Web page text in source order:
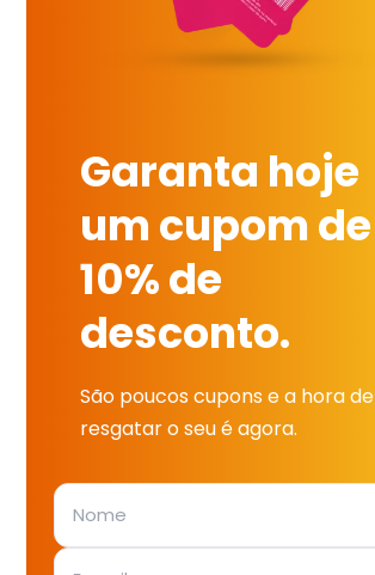
Garanta hoje
um cupom de
10% de
desconto.
São poucos cupons e a hora de
resgatar o seu é agora.